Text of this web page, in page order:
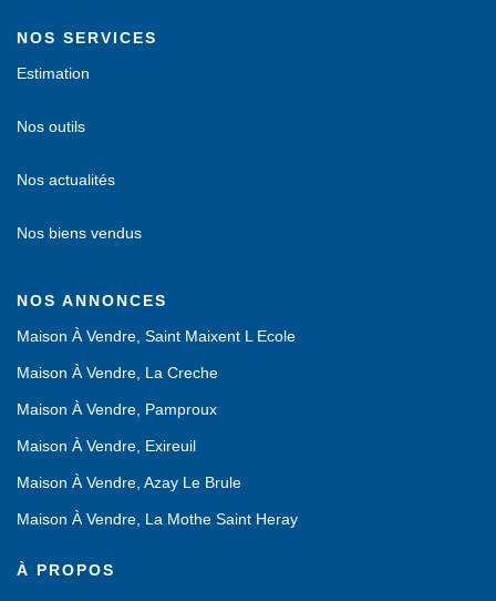
NOS SERVICES
Estimation
Nos outils
Nos actualités
Nos biens vendus
NOS ANNONCES
Maison À Vendre, Saint Maixent L Ecole
Maison À Vendre, La Creche
Maison À Vendre, Pamproux
Maison À Vendre, Exireuil
Maison À Vendre, Azay Le Brule
Maison À Vendre, La Mothe Saint Heray
À PROPOS